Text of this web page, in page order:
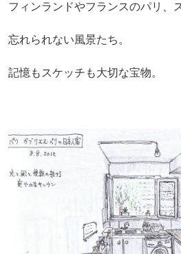
フィンランドやフランスのパリ、
忘れられない風景たち。
記憶もスケッチも大切な宝物。